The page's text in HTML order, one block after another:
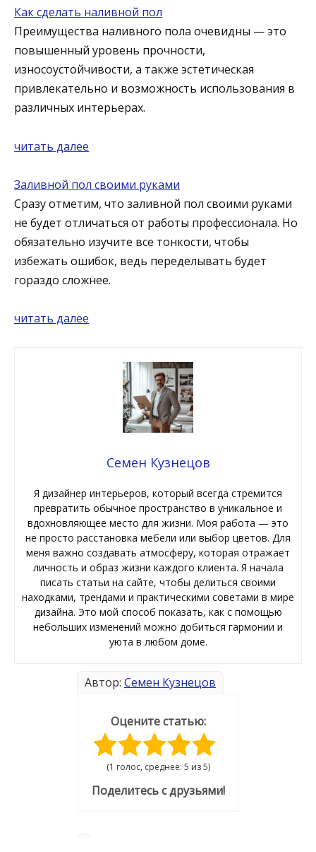
Как сделать наливной пол
Преимущества наливного пола очевидны — это
повышенный уровень прочности,
износоустойчивости, а также эстетическая
привлекательно и возможность использования в
различных интерьерах.
читать далее
Заливной пол своими руками
Сразу отметим, что заливной пол своими руками
не будет отличаться от работы профессионала. Но
обязательно изучите все тонкости, чтобы
избежать ошибок, ведь переделывать будет
гораздо сложнее.
читать далее
Семен Кузнецов
Я дизайнер интерьеров, который всегда стремится
превратить обычное пространство в уникальное и
вдохновляющее место для жизни. Моя работа — это
не просто расстановка мебели или выбор цветов. Для
меня важно создавать атмосферу, которая отражает
личность и образ жизни каждого клиента. Я начала
писать статьи на сайте, чтобы делиться своими
находками, трендами и практическими советами в мире
дизайна. Это мой способ показать, как с помощью
небольших изменений можно добиться гармонии и
уюта в любом доме.
Автор: Семен Кузнецов
Оцените статью:
(1 голос, среднее: 5 из 5)
Поделитесь с друзьями!